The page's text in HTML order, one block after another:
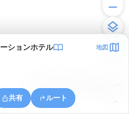
ションホテル 地図
共有 ルート